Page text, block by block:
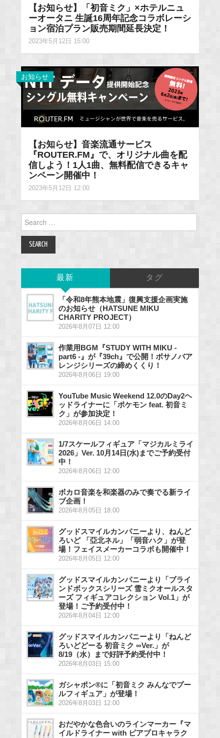
【お知らせ】「初⾳ミク」×ホテルニュ
ーオータニ ⽣誕16周年記念コラボレーシ
ョン宿泊プラン販売期間延長決定！
2023年5月12日 15:00
お知らせ
【お知らせ】音楽流通サービス
『ROUTER.FM』で、オリジナル曲を配
信しよう！1人1曲、無料配信できるキャ
ンペーン開催中！
2023年5月12日 12:00
Search
for:
最新 タグ
「令和8年熊本地震」復興支援企画実施
のお知らせ（HATSUNE MIKU
CHARITY PROJECT）
2026年8月07日 12:00
作業用BGM『STUDY WITH MIKU -
part6 -』が『39ch』で公開！ボサノバア
レンジシリーズの締めくくり！
2026年8月06日 19:00
YouTube Music Weekend 12.0のDay2ヘ
ッドライナーに「ポケモン feat. 初音ミ
ク」が参加決定！
2026年8月06日 14:00
1/7スケールフィギュア「マジカルミライ
2026」Ver. 10月14日(水)までご予約受付
中！
2026年8月06日 12:00
ボカロ音楽を和楽器のみで奏でる新ライ
ブ企画！
2026年8月05日 18:00
グッドスマイルカンパニーより、ねんど
ろいど 「亞北ネル」「弱音ハク」が登
場！フェイスメーカーコラボも開催中！
2026年8月05日 12:00
グッドスマイルカンパニーより「ブライ
ンドボックスシリーズ 雪ミクオールスタ
ーズ フィギュアコレクション Vol.1」が
登場！ご予約受付中！
2026年8月04日 12:00
グッドスマイルカンパニーより「ねんど
ろいどどーる 初音ミク ∞Ver.」が
8/19（水）まで好評予約受付中！
2026年8月03日 15:00
ガシャポン®に「初音ミク みんなでプー
ルフィギュア」が登場！
2026年8月03日 12:00
おだやかな色合いのラインマーカー『マ
イルドライナー with ピアプロキャラク